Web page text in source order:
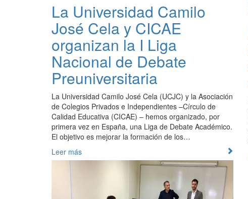
La Universidad Camilo
José Cela y CICAE
organizan la I Liga
Nacional de Debate
Preuniversitaria
La Universidad Camilo José Cela (UCJC) y la Asociación
de Colegios Privados e Independientes –Círculo de
Calidad Educativa (CICAE) – hemos organizado, por
primera vez en España, una Liga de Debate Académico.
El objetivo es mejorar la formación de los…
Leer más